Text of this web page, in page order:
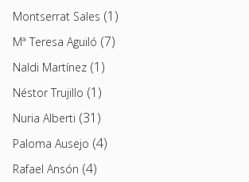
Montserrat Sales (1)
Mª Teresa Aguiló (7)
Naldi Martínez (1)
Néstor Trujillo (1)
Nuria Alberti (31)
Paloma Ausejo (4)
Rafael Ansón (4)